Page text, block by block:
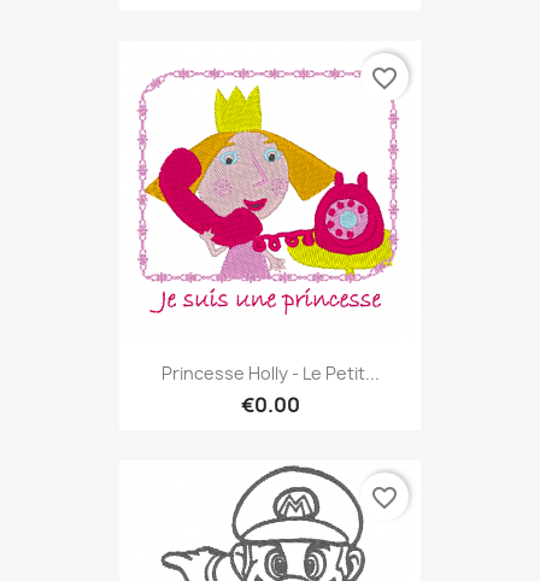
Princesse Holly - Le Petit...
€0.00
favorite_border
favorite_border